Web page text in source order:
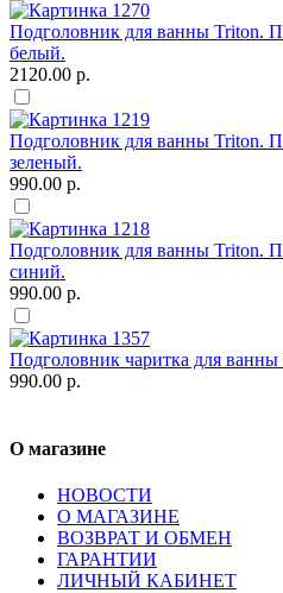
Подголовник для ванны Triton.
белый.
2120.00 р.
Подголовник для ванны Triton.
зеленый.
990.00 р.
Подголовник для ванны Triton.
синий.
990.00 р.
Подголовник чаритка для
990.00 р.
О магазине
НОВОСТИ
О МАГАЗИНЕ
ВОЗВРАТ И ОБМЕН
ГАРАНТИИ
ЛИЧНЫЙ КАБИНЕТ